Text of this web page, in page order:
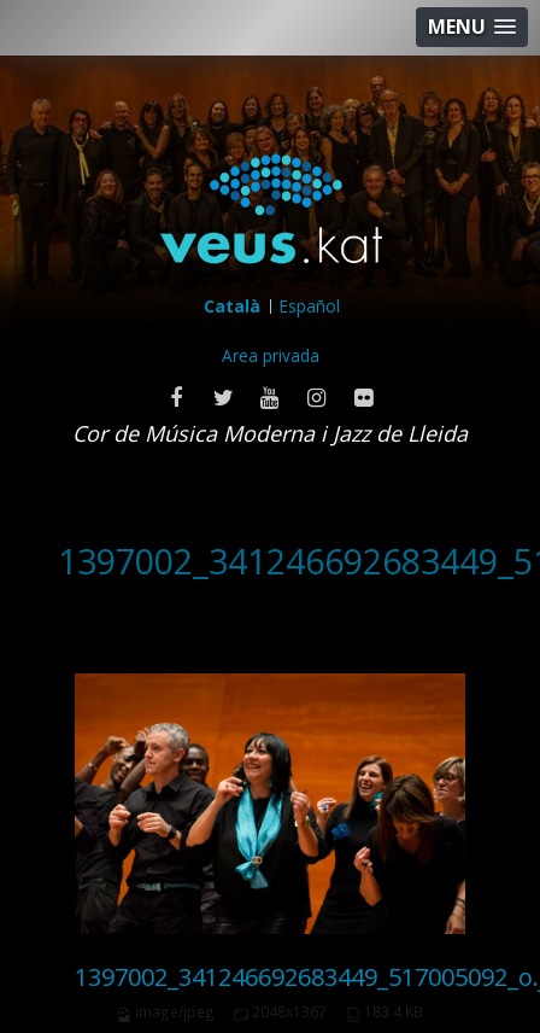
MENU
Català Español
Area privada
Cor de Música Moderna i Jazz de Lleida
image/jpeg 2048x1367 183.4 KB